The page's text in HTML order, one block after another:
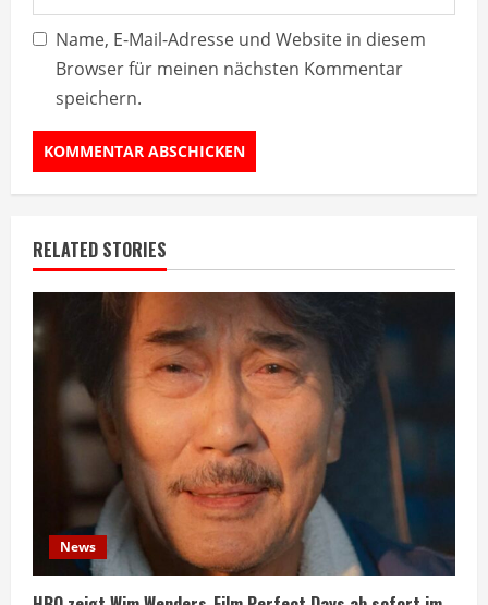
Name, E-Mail-Adresse und Website in diesem
Browser für meinen nächsten Kommentar
speichern.
RELATED STORIES
News